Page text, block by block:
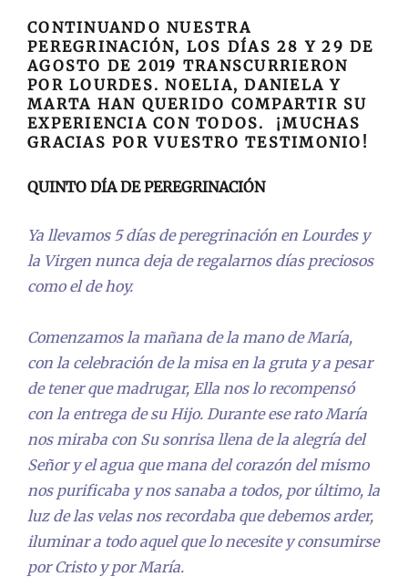
CONTINUANDO NUESTRA
PEREGRINACIÓN, LOS DÍAS 28 Y 29 DE
AGOSTO DE 2019 TRANSCURRIERON
POR LOURDES. NOELIA, DANIELA Y
MARTA HAN QUERIDO COMPARTIR SU
EXPERIENCIA CON TODOS. ¡MUCHAS
GRACIAS POR VUESTRO TESTIMONIO!
QUINTO DÍA DE PEREGRINACIÓN
Ya llevamos 5 días de peregrinación en Lourdes y
la Virgen nunca deja de regalarnos días preciosos
como el de hoy.
Comenzamos la mañana de la mano de María,
con la celebración de la misa en la gruta y a pesar
de tener que madrugar, Ella nos lo recompensó
con la entrega de su Hijo. Durante ese rato María
nos miraba con Su sonrisa llena de la alegría del
Señor y el agua que mana del corazón del mismo
nos purificaba y nos sanaba a todos, por último, la
luz de las velas nos recordaba que debemos arder,
iluminar a todo aquel que lo necesite y consumirse
por Cristo y por María.